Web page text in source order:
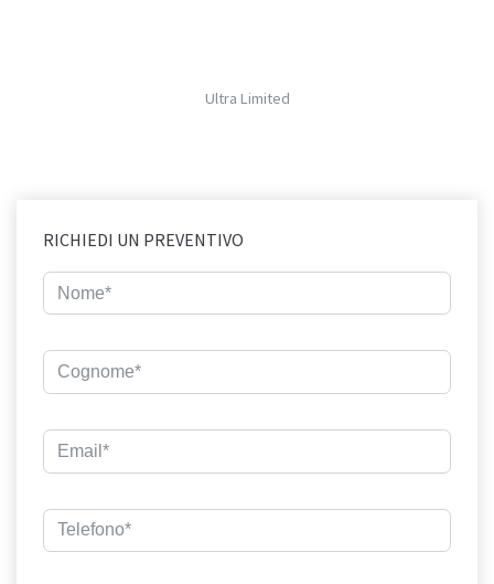
Ultra Limited
RICHIEDI UN PREVENTIVO